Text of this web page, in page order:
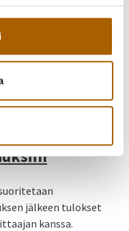
.
sopivaa aikaa, soita
jälkeen tulokset
kanssa.